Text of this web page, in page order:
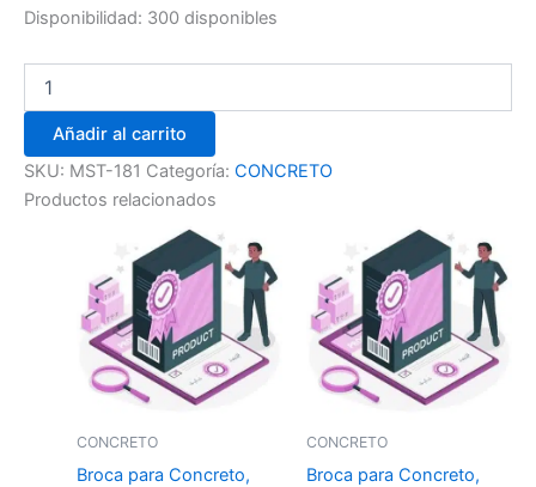
Disponibilidad: 300 disponibles
Añadir al carrito
SKU: MST-181 Categoría: CONCRETO
Productos relacionados
CONCRETO
Broca para Concreto,
CONCRETO
Broca para Concreto,